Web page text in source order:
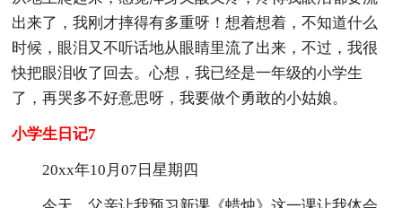
出来了，我刚才摔得有多重呀！想着想着，不知道什么
时候，眼泪又不听话地从眼睛里流了出来，不过，我很
快把眼泪收了回去。心想，我已经是一年级的小学生
了，再哭多不好意思呀，我要做个勇敢的小姑娘。
小学生日记7
20xx年10月07日星期四